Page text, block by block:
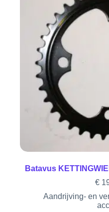
Batavus
€
Aandrijving- en